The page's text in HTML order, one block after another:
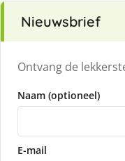
Nieuwsbrief
Ontvang de
Naam (optioneel)
E-mail